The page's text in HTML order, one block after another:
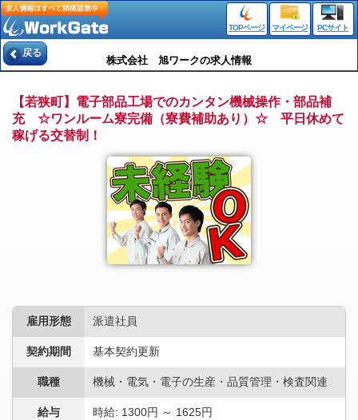
TOPページ マイページ PCサイト
戻る
株式会社 旭ワークの求人情報
【若狭町】電子部品工場でのカンタン機械操作・部品補
充 ☆ワンルーム寮完備（寮費補助あり）☆ 平日休めて
稼げる交替制！
雇用形態 派遣社員
契約期間 基本契約更新
職種 機械・電気・電子の生産・品質管理・検査関連
給与 時給: 1300円 ～ 1625円